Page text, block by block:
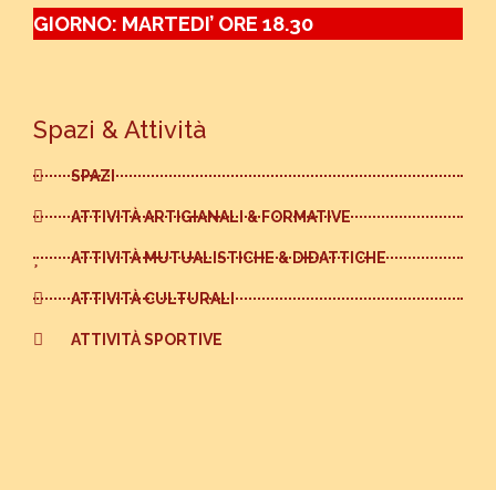
GIORNO: MARTEDI’ ORE 18.30
Spazi & Attività
SPAZI
ATTIVITÀ ARTIGIANALI & FORMATIVE
ATTIVITÀ MUTUALISTICHE & DIDATTICHE
ATTIVITÀ CULTURALI
ATTIVITÀ SPORTIVE